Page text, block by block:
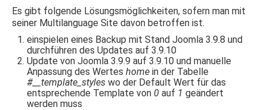
Es gibt folgende Lösungsmöglichkeiten, sofern man mit
seiner Multilanguage Site davon betroffen ist.
einspielen eines Backup mit Stand Joomla 3.9.8 und
durchführen des Updates auf 3.9.10
Update von Joomla 3.9.9 auf 3.9.10 und manuelle
Anpassung des Wertes home in der Tabelle
#__template_styles wo der Default Wert für das
entsprechende Template von 0 auf 1 geändert
werden muss